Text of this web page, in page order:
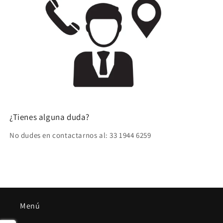
¿Tienes alguna duda?
No dudes en contactarnos al: 33 1944 6259
Menú